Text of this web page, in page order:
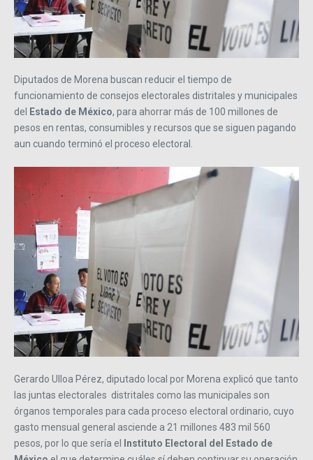
Diputados de Morena buscan reducir el tiempo de
funcionamiento de consejos electorales distritales y municipales
del
Estado de México, para ahorrar más de 100 millones de
pesos en rentas, consumibles y recursos que se siguen pagando
aun cuando terminó el proceso electoral.
Gerardo Ulloa Pérez, diputado local por Morena explicó que tanto
las juntas electorales distritales como las municipales son
órganos temporales para cada proceso electoral ordinario, cuyo
gasto mensual general asciende a 21 millones 483 mil 560
pesos, por lo que sería el
Instituto Electoral del Estado de